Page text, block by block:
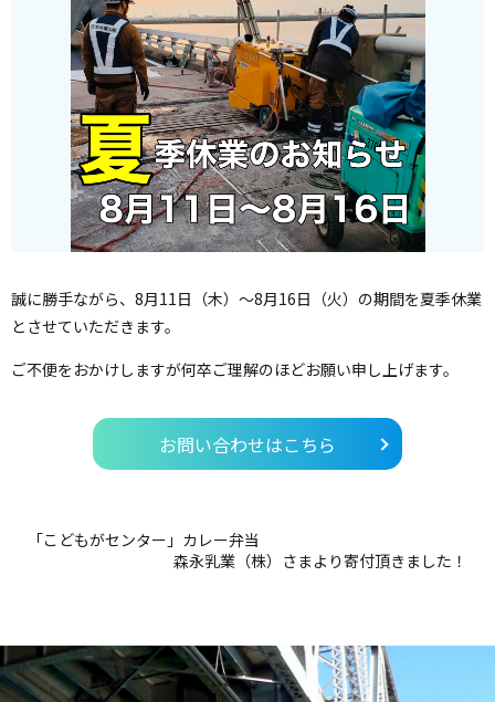
誠に勝手ながら、8月11日（木）～8月16日（火）の期間を夏季休業
とさせていただきます。
ご不便をおかけしますが何卒ご理解のほどお願い申し上げます。
お問い合わせはこちら
「こどもがセンター」カレー弁当
森永乳業（株）さまより寄付頂きました！